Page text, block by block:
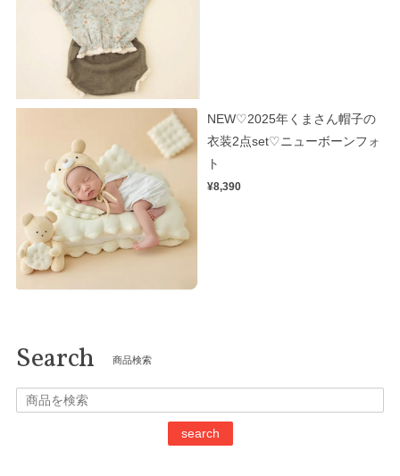
NEW♡2025年くまさん帽子の
衣装2点set♡ニューボーンフォ
ト
¥8,390
Search 商品検索
search